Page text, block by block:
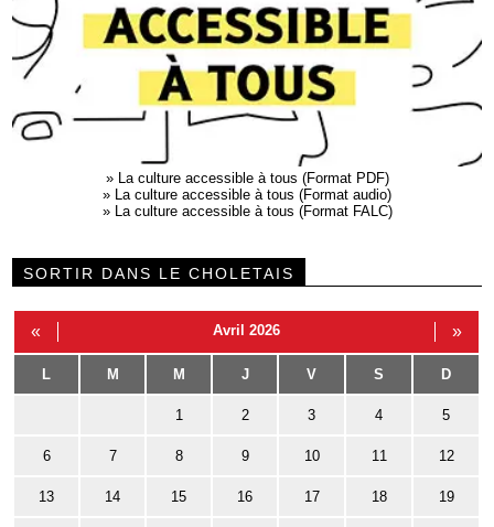
» La culture accessible à tous (Format PDF)
» La culture accessible à tous (Format audio)
» La culture accessible à tous (Format FALC)
SORTIR DANS LE CHOLETAIS
« Avril 2026 »
L M M J V S D
1 2 3 4 5
6 7 8 9 10 11 12
13 14 15 16 17 18 19